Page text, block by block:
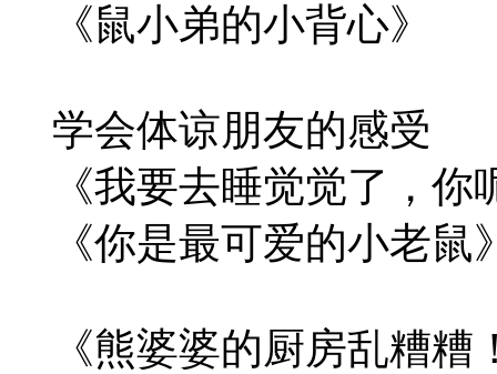
《鼠小弟的小背心
学会体谅朋友的感受
《我要去睡觉觉了
《你是最可爱的小老鼠
《熊婆婆的厨房乱